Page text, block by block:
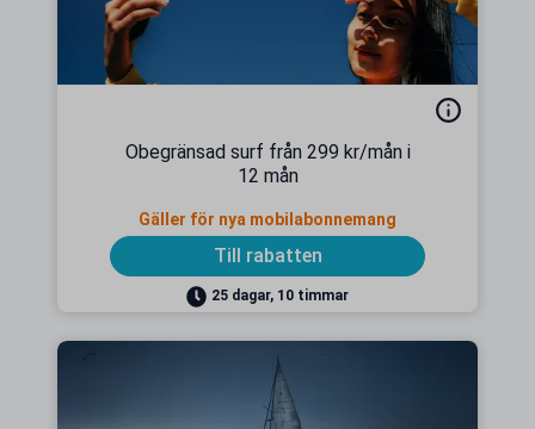
Obegränsad surf från 299 kr/mån i
12 mån
Gäller för nya mobilabonnemang
Till rabatten
25 dagar, 10 timmar